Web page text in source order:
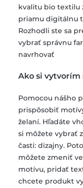
kvalitu bio textilu
priamu digitálnu
Rozhodli ste sa
vybrať správnu
navrhovať
Ako si vytvorím
Pomocou nášho
prispôsobiť
želaní. Hľadáte
si môžete vybrať
časti: dizajny.
môžete zmeniť
motívu, pridať
chcete produkt